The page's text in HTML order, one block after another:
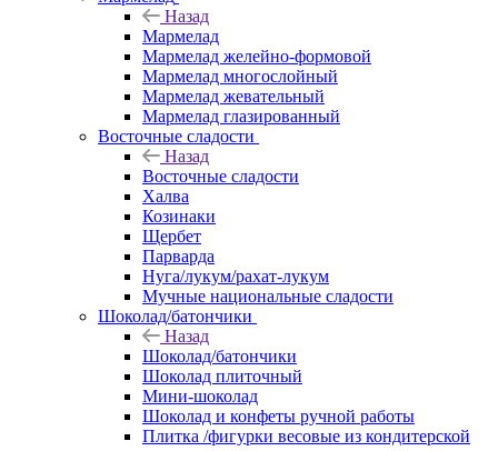
Назад
Мармелад
Мармелад желейно-формовой
Мармелад многослойный
Мармелад жевательный
Мармелад глазированный
Восточные сладости
Назад
Восточные сладости
Халва
Козинаки
Щербет
Парварда
Нуга/лукум/рахат-лукум
Мучные национальные сладости
Шоколад/батончики
Назад
Шоколад/батончики
Шоколад плиточный
Мини-шоколад
Шоколад и конфеты ручной работы
Плитка /фигурки весовые из кондитерской